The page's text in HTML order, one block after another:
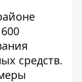
средств.